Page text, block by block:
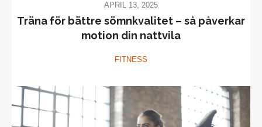
APRIL 13, 2025
Träna för bättre sömnkvalitet – så påverkar
motion din nattvila
FITNESS